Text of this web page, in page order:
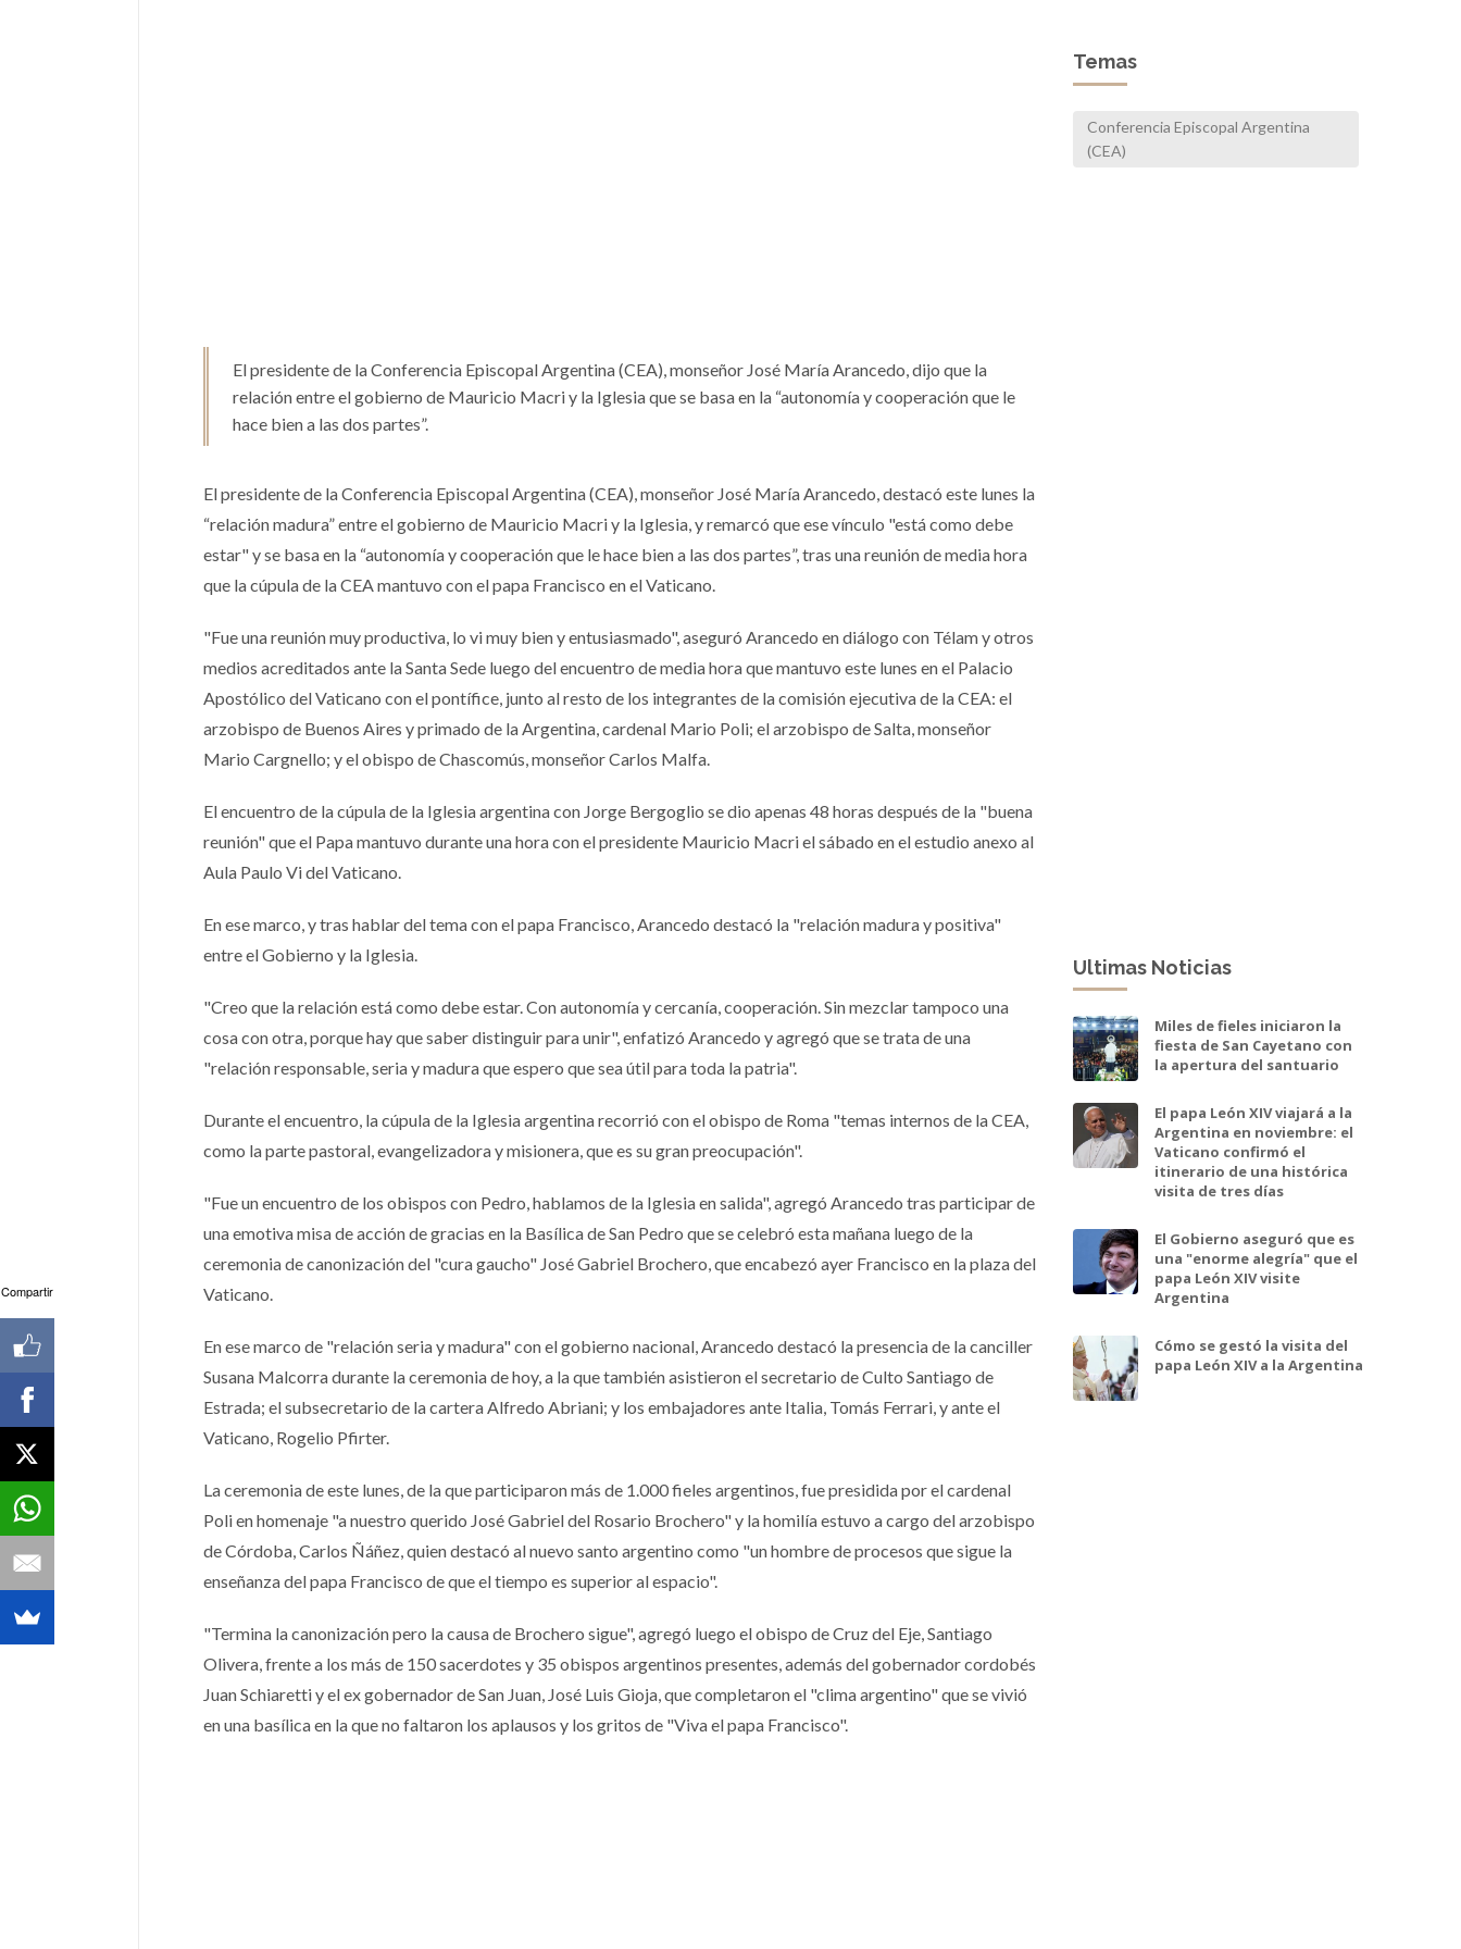
El presidente de la Conferencia Episcopal Argentina (CEA), monseñor José María Arancedo, dijo que la
relación entre el gobierno de Mauricio Macri y la Iglesia que se basa en la “autonomía y cooperación que le
hace bien a las dos partes”.
El presidente de la Conferencia Episcopal Argentina (CEA), monseñor José María Arancedo, destacó este lunes la
“relación madura” entre el gobierno de Mauricio Macri y la Iglesia, y remarcó que ese vínculo "está como debe
estar" y se basa en la “autonomía y cooperación que le hace bien a las dos partes”, tras una reunión de media hora
que la cúpula de la CEA mantuvo con el papa Francisco en el Vaticano.
"Fue una reunión muy productiva, lo vi muy bien y entusiasmado", aseguró Arancedo en diálogo con Télam y otros
medios acreditados ante la Santa Sede luego del encuentro de media hora que mantuvo este lunes en el Palacio
Apostólico del Vaticano con el pontífice, junto al resto de los integrantes de la comisión ejecutiva de la CEA: el
arzobispo de Buenos Aires y primado de la Argentina, cardenal Mario Poli; el arzobispo de Salta, monseñor
Mario Cargnello; y el obispo de Chascomús, monseñor Carlos Malfa.
El encuentro de la cúpula de la Iglesia argentina con Jorge Bergoglio se dio apenas 48 horas después de la "buena
reunión" que el Papa mantuvo durante una hora con el presidente Mauricio Macri el sábado en el estudio anexo al
Aula Paulo Vi del Vaticano.
En ese marco, y tras hablar del tema con el papa Francisco, Arancedo destacó la "relación madura y positiva"
entre el Gobierno y la Iglesia.
"Creo que la relación está como debe estar. Con autonomía y cercanía, cooperación. Sin mezclar tampoco una
cosa con otra, porque hay que saber distinguir para unir", enfatizó Arancedo y agregó que se trata de una
"relación responsable, seria y madura que espero que sea útil para toda la patria".
Durante el encuentro, la cúpula de la Iglesia argentina recorrió con el obispo de Roma "temas internos de la CEA,
como la parte pastoral, evangelizadora y misionera, que es su gran preocupación".
"Fue un encuentro de los obispos con Pedro, hablamos de la Iglesia en salida", agregó Arancedo tras participar de
una emotiva misa de acción de gracias en la Basílica de San Pedro que se celebró esta mañana luego de la
ceremonia de canonización del "cura gaucho" José Gabriel Brochero, que encabezó ayer Francisco en la plaza del
Vaticano.
En ese marco de "relación seria y madura" con el gobierno nacional, Arancedo destacó la presencia de la canciller
Susana Malcorra durante la ceremonia de hoy, a la que también asistieron el secretario de Culto Santiago de
Estrada; el subsecretario de la cartera Alfredo Abriani; y los embajadores ante Italia, Tomás Ferrari, y ante el
Vaticano, Rogelio Pfirter.
La ceremonia de este lunes, de la que participaron más de 1.000 fieles argentinos, fue presidida por el cardenal
Poli en homenaje "a nuestro querido José Gabriel del Rosario Brochero" y la homilía estuvo a cargo del arzobispo
de Córdoba, Carlos Ñáñez, quien destacó al nuevo santo argentino como "un hombre de procesos que sigue la
enseñanza del papa Francisco de que el tiempo es superior al espacio".
"Termina la canonización pero la causa de Brochero sigue", agregó luego el obispo de Cruz del Eje, Santiago
Olivera, frente a los más de 150 sacerdotes y 35 obispos argentinos presentes, además del gobernador cordobés
Juan Schiaretti y el ex gobernador de San Juan, José Luis Gioja, que completaron el "clima argentino" que se vivió
en una basílica en la que no faltaron los aplausos y los gritos de "Viva el papa Francisco".
Temas
Conferencia Episcopal Argentina
(CEA)
Ultimas Noticias
Miles de fieles iniciaron la
fiesta de San Cayetano con
la apertura del santuario
El papa León XIV viajará a la
Argentina en noviembre: el
Vaticano confirmó el
itinerario de una histórica
visita de tres días
El Gobierno aseguró que es
una "enorme alegría" que el
papa León XIV visite
Argentina
Cómo se gestó la visita del
papa León XIV a la Argentina
Compartir